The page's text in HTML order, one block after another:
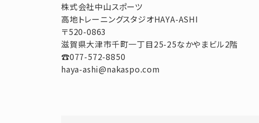
株式会社中山スポーツ
高地トレーニングスタジオHAYA-ASHI
〒520-0863
滋賀県大津市千町一丁目25-25なかやまビル2階
☎077-572-8850
haya-ashi@nakaspo.com